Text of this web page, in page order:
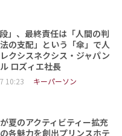
」、最終責任は「人間の判
の支配」という「傘」で人
クシスネクシス・ジャパン
ロズィエ社長
10:23 キーパーソン
夏のアクティビティー拡充
各魅力を創出プリンスホテ